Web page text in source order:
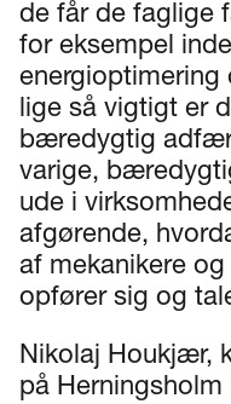
de får de faglige
for eksempel
energioptimering
lige så vigtigt er
bæredygtig
varige,
ude i
afgørende,
af mekanikere
opfører sig og
Nikolaj Houkjær,
på Herningsholm